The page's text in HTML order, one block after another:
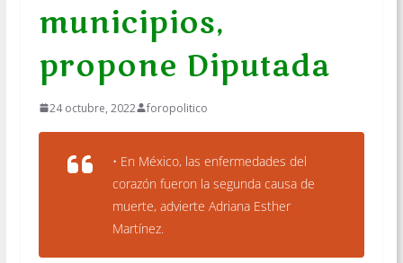
municipios,
propone Diputada
24 octubre, 2022 foropolitico
• En México, las enfermedades del
corazón fueron la segunda causa de
muerte, advierte Adriana Esther
Martínez.